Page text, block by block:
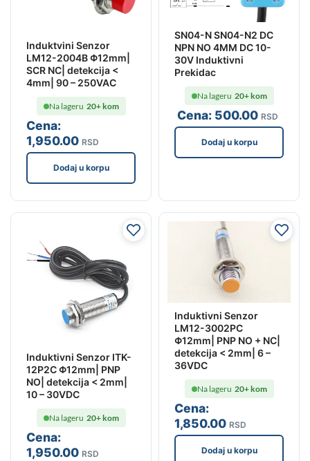
Induktvini Senzor
LM12-2004B Φ12mm|
SCR NC| detekcija <
4mm| 90 – 250VAC
Cena:
1,950.00 RSD
Na lageru 20+ kom
Dodaj u korpu
SN04-N SN04-N2 DC
NPN NO 4MM DC 10-
30V Induktivni
Prekidac
Cena: 500.00 RSD
Na lageru 20+ kom
Dodaj u korpu
Induktivni Senzor ITK-
12P2C Φ12mm| PNP
NO| detekcija < 2mm|
10 – 30VDC
Cena:
1,950.00 RSD
Na lageru 20+ kom
Induktivni Senzor
LM12-3002PC
Φ12mm| PNP NO + NC|
detekcija < 2mm| 6 –
36VDC
Cena:
1,850.00 RSD
Na lageru 20+ kom
Dodaj u korpu